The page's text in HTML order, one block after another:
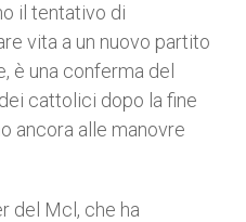
il tentativo di
vita a un nuovo partito
è una conferma del
cattolici dopo la fine
ancora alle manovre
del Mcl, che ha